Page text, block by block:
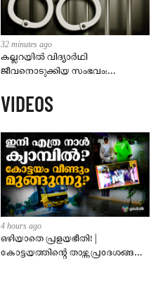
32 minutes ago
കല്ലറയിൽ വിദ്യാർഥി
ജീവനൊടുക്കിയ സംഭവം:
പ്രതി റിമാൻഡിൽ
VIDEOS
4 hours ago
ഒഴിയാതെ പ്രളയഭീതി! |
കോട്ടയത്തിന്റെ താഴ്ന്ന പ്രദേശങ്ങൾ